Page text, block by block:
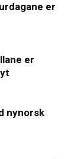
er
er
nynorsk